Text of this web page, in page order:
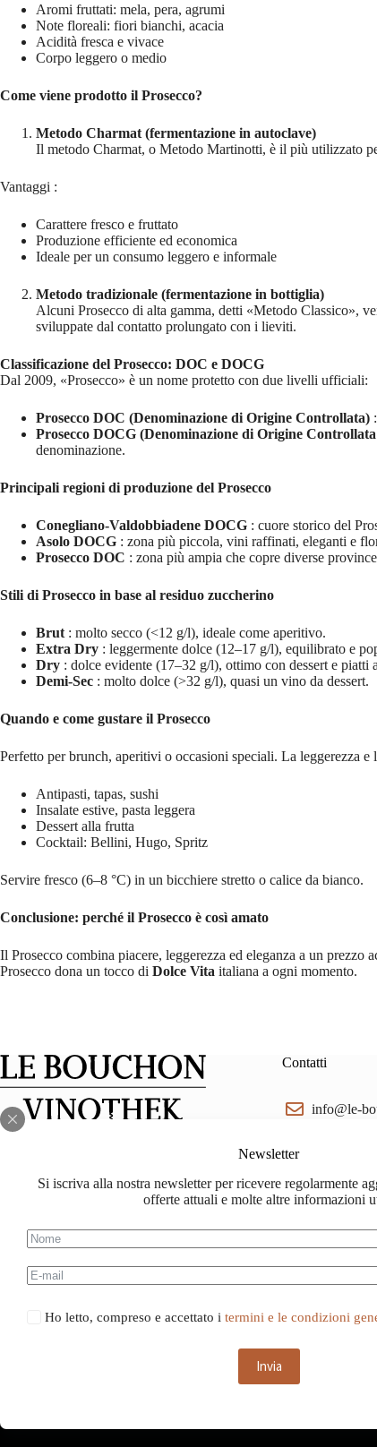
Newsletter
Si iscriva alla nostra newsletter per ricevere regolarmente
offerte attuali e molte altre informazioni
Ho letto, compreso e accettato i termini e le condizioni
Invia
Aromi fruttati: mela, pera, agrumi
Note floreali: fiori bianchi, acacia
Acidità fresca e vivace
Corpo leggero o medio
Come viene prodotto il Prosecco?
Metodo Charmat (fermentazione in autoclave)
Il metodo Charmat, o Metodo Martinotti, è il più utilizzato
Vantaggi :
Carattere fresco e fruttato
Produzione efficiente ed economica
Ideale per un consumo leggero e informale
Metodo tradizionale (fermentazione in bottiglia)
Alcuni Prosecco di alta gamma, detti «Metodo Classico»,
sviluppate dal contatto prolungato con i lieviti.
Classificazione del Prosecco: DOC e DOCG
Dal 2009, «Prosecco» è un nome protetto con due livelli ufficiali:
Prosecco DOC (Denominazione di Origine Controllata)
Prosecco DOCG (Denominazione di Origine
denominazione.
Principali regioni di produzione del Prosecco
Conegliano-Valdobbiadene DOCG : cuore storico del
Asolo DOCG : zona più piccola, vini raffinati, eleganti e
Prosecco DOC : zona più ampia che copre diverse
Stili di Prosecco in base al residuo zuccherino
Brut : molto secco (<12 g/l), ideale come aperitivo.
Extra Dry : leggermente dolce (12–17 g/l), equilibrato e
Dry : dolce evidente (17–32 g/l), ottimo con dessert e piatti
Demi-Sec : molto dolce (>32 g/l), quasi un vino da dessert.
Quando e come gustare il Prosecco
Perfetto per brunch, aperitivi o occasioni speciali. La leggerezza
Antipasti, tapas, sushi
Insalate estive, pasta leggera
Dessert alla frutta
Cocktail: Bellini, Hugo, Spritz
Servire fresco (6–8 °C) in un bicchiere stretto o calice da bianco.
Conclusione: perché il Prosecco è così amato
Il Prosecco combina piacere, leggerezza ed eleganza a un
Prosecco dona un tocco di Dolce Vita italiana a ogni momento.
Contatti
info@le-
078 714
Questo sito